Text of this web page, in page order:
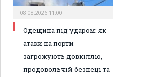
08.08.2026 11:00
Одещина під ударом: як
атаки на порти
загрожують довкіллю,
продовольчій безпеці та